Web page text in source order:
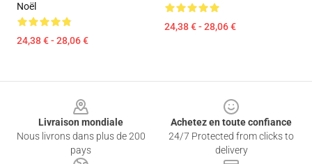
Noël
24,38 € - 28,06 €
24,38 € - 28,06 €
Livraison mondiale
Nous livrons dans plus de 200
pays
Achetez en toute confiance
24/7 Protected from clicks to
delivery